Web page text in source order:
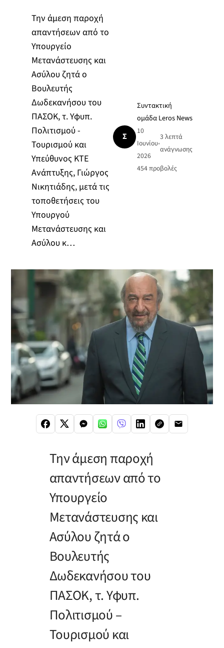
Την άμεση παροχή
απαντήσεων από το
Υπουργείο
Μετανάστευσης και
Ασύλου ζητά ο
Βουλευτής
Δωδεκανήσου του
ΠΑΣΟΚ, τ. Υφυπ.
Πολιτισμού -
Τουρισμού και
Υπεύθυνος ΚΤΕ
Ανάπτυξης, Γιώργος
Νικητιάδης, μετά τις
τοποθετήσεις του
Υπουργού
Μετανάστευσης και
Ασύλου κ…
Σ
Συντακτική
ομάδα Leros News
10
Ιουνίου
2026
•
3 λεπτά
ανάγνωσης
454προβολές
Την άμεση παροχή
απαντήσεων από το
Υπουργείο
Μετανάστευσης και
Ασύλου ζητά ο
Βουλευτής
Δωδεκανήσου του
ΠΑΣΟΚ, τ. Υφυπ.
Πολιτισμού –
Τουρισμού και